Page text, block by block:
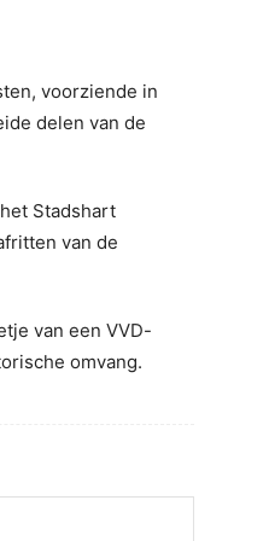
voorziende in
delen van de
Stadshart
van de
van een VVD-
omvang.